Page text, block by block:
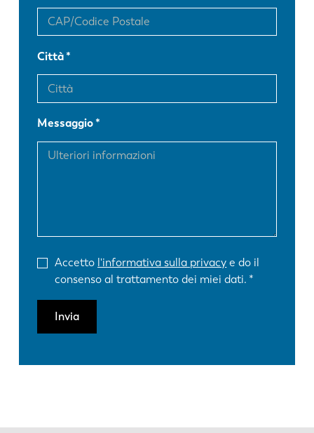
Città
Messaggio
Accetto l'informativa sulla privacy e do il
consenso al trattamento dei miei dati.
Invia